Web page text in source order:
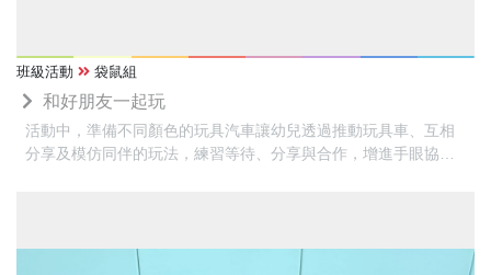
班級活動 袋鼠組
和好朋友一起玩
活動中，準備不同顏色的玩具汽車讓幼兒透過推動玩具車、互相
分享及模仿同伴的玩法，練習等待、分享與合作，增進手眼協調